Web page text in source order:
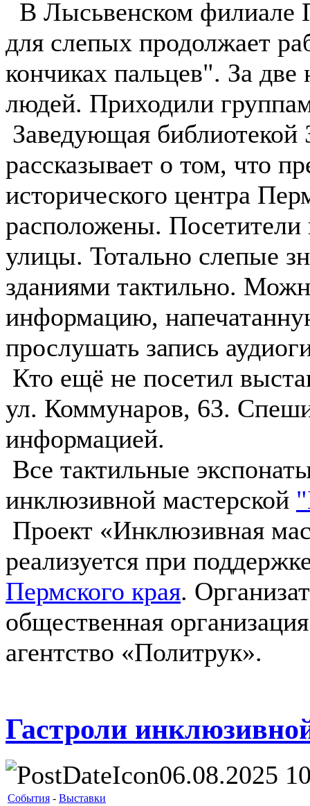
В Лысьвенском филиале
для слепых продолжает
кончиках пальцев". За
людей. Приходили
Заведующая
рассказывает о том, что
исторического центра
расположены. Посетители
улицы. Тотально слепые
зданиями тактильно.
информацию,
прослушать запись
Кто ещё не посетил
ул. Коммунаров, 63.
информацией.
Все тактильные
инклюзивной мастерской
Проект «Инклюзивная
реализуется при
Пермского края.
общественная
агентство «Политрук».
Гастроли
06.08.2025
События - Выставки